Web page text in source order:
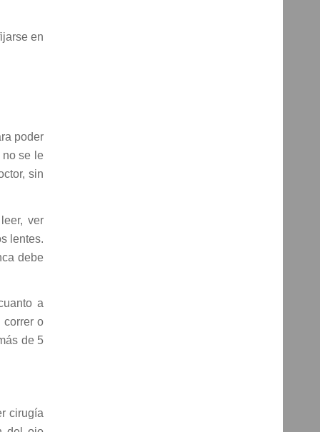
en
poder
no se le
sin
ver
lentes.
debe
a
correr o
de 5
cirugía